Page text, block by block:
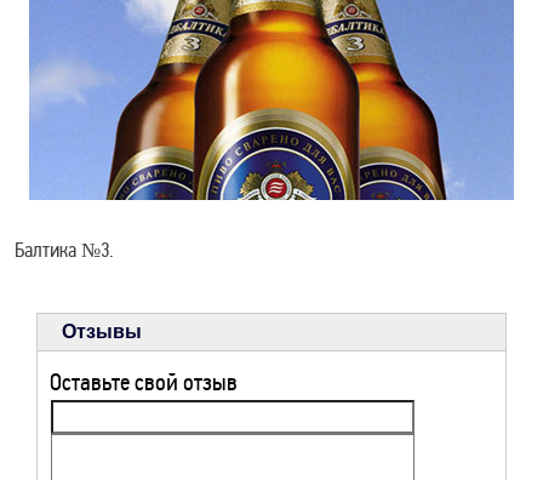
Балтика №3.
Отзывы
Оставьте свой отзыв